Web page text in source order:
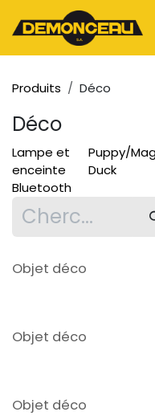
Se rendre au contenu
Produits Déco
Déco
Lampe et
enceinte
Bluetooth
Puppy/
Duck
Objet déco
Objet déco
Objet déco